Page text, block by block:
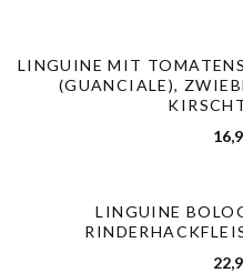
LINGUINE MIT
(GUANCIALE),
LINGUINE